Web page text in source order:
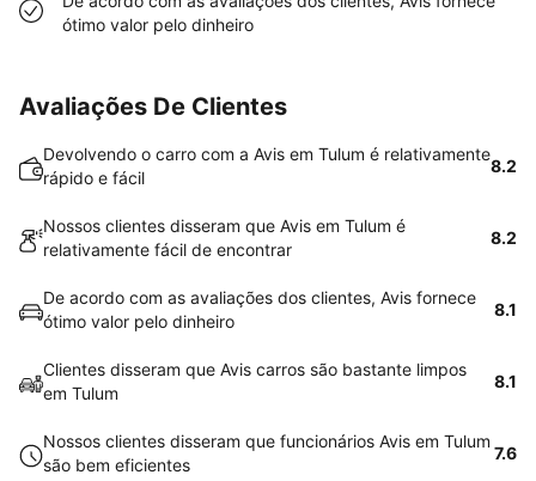
ótimo valor pelo dinheiro
Avaliações De Clientes
Devolvendo o carro com a Avis em Tulum é relativamente
rápido e fácil
8.2
Nossos clientes disseram que Avis em Tulum é
relativamente fácil de encontrar
8.2
De acordo com as avaliações dos clientes, Avis fornece
ótimo valor pelo dinheiro
8.1
Clientes disseram que Avis carros são bastante limpos
em Tulum
8.1
Nossos clientes disseram que funcionários Avis em Tulum
são bem eficientes
7.6